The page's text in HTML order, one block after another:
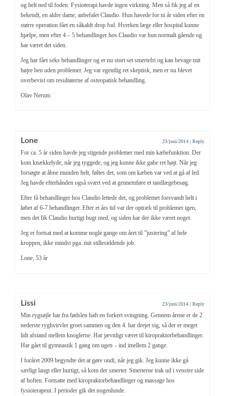
og helt ned til foden. Fysioterapi havde ingen virkning. Men så fik jeg af en
bekendt, en aldre dame, anbefalet Claudio. Hun havede for ni år siden efter en
større operation fået en såkaldt drop fod. Hverken læge eller hospital kunne
hjælpe, men efter 4 – 5 behandlinger hos Claudio var hun normalt gående og
har været det siden.
Jeg har fået seks behandlinger og er nu stort set smertefri og kan bevage mit
højre ben uden problemer. Jeg var egentlig ret skeptisk, men er nu blevet
overbevist om resultaterne af osteopatisk behandling.
Olav Nerum
Lone 23/juni/2014 | Reply
For ca. 5 år siden havde jeg stigende problemer med min kæbefunktion: Der
kom knækkelyde, når jeg tyggede, og jeg kunne ikke gabe ret højt. Når jeg
forsøgte at åbne munden helt, føltes det, som om kæben var ved at gå af led.
Jeg havde efterhånden også svært ved at gennemføre et tandlægebesøg.
Efter få behandlinger hos Claudio lettede det, og problemet forsvandt helt i
løbet af 6-7 behandlinger. Efter et års tid var der optræk til problemer igen,
men det fik Claudio hurtigt bugt med, og siden har der ikke været noget.
Jeg er fortsat med at komme nogle gange om året til ”justering” af hele
kroppen, ikke mindst pga. mit stillesiddende job.
Lone, 53 år
Lissi 23/juni/2014 | Reply
Min rygsøjle har fra fødslen haft en forkert svingning. Gennem årene er de 2
nederste ryghvirvler groet sammen og den 4. har drejet sig, så der er meget
lidt afstand mellem knoglerne. Har jævnligt været til kiropraktorbehandlinger.
Har gået til gymnastik 1 gang om ugen – ind imellem 2 gange.
I foråret 2009 begyndte det at gøre ondt, når jeg gik. Jeg kunne ikke gå
særligt langt eller hurtigt, så kom der smerter. Smerterne trak ud i venstre side
af hoften. Fortsatte med kiropraktorbehandlinger og massage hos
fysioterapeut. I perioder gik det nogenlunde.